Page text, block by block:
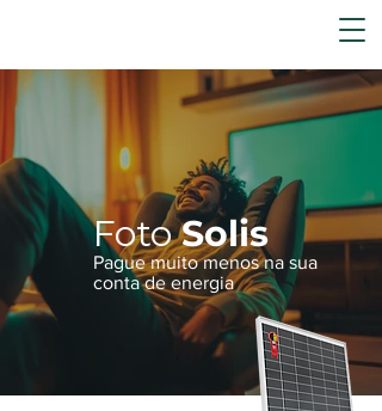
FotoSolis
Pague muito menos na sua
conta de energia